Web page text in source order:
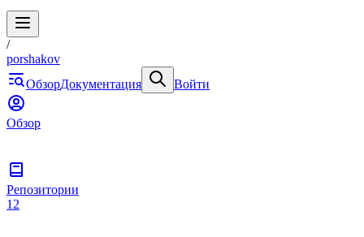
/
porshakov
ОбзорДокументация Войти
Обзор
Репозитории
12